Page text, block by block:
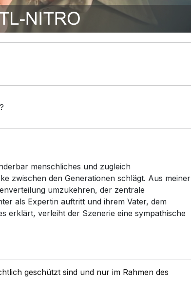
menschliches und zugleich
zwischen den Generationen schlägt. Aus meiner
umzukehren, der zentrale
als Expertin auftritt und ihrem Vater, dem
erklärt, verleiht der Szenerie eine sympathische
geschützt sind und nur im Rahmen des